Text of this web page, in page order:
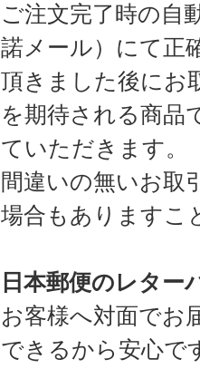
ご注文完了時の自
諾メール）にて正
頂きました後にお
を期待される商品
ていただきます。
間違いの無いお取
場合もありますこ
日本郵便のレター
お客様へ対面でお
できるから安心で